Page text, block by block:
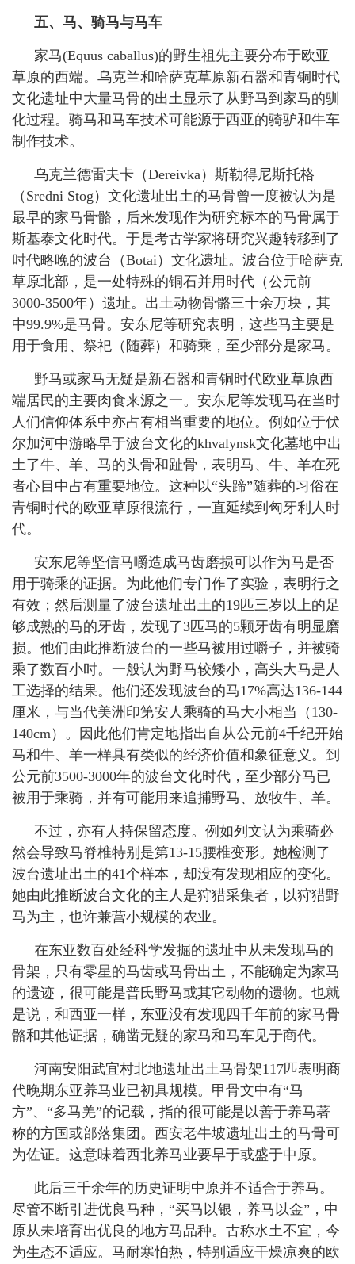
五、马、骑马与马车
家马(Equus caballus)的野生祖先主要分布于欧亚
草原的西端。乌克兰和哈萨克草原新石器和青铜时代
文化遗址中大量马骨的出土显示了从野马到家马的驯
化过程。骑马和马车技术可能源于西亚的骑驴和牛车
制作技术。
乌克兰德雷夫卡（Dereivka ）斯勒得尼斯托格
（ Sredni Stog ）文化遗址出土的马骨曾一度被认为是
最早的家马骨骼，后来发现作为研究标本的马骨属于
斯基泰文化时代。于是考古学家将研究兴趣转移到了
时代略晚的波台（Botai ）文化遗址。波台位于哈萨克
草原北部，是一处特殊的铜石并用时代（公元前
3000-3500年）遗址。出土动物骨骼三十余万块，其
中99.9%是马骨。安东尼等研究表明，这些马主要是
用于食用、祭祀（随葬）和骑乘，至少部分是家马。
野马或家马无疑是新石器和青铜时代欧亚草原西
端居民的主要肉食来源之一。安东尼等发现马在当时
人们信仰体系中亦占有相当重要的地位。例如位于伏
尔加河中游略早于波台文化的khvalynsk文化墓地中出
土了牛、羊、马的头骨和趾骨，表明马、牛、羊在死
者心目中占有重要地位。这种以“头蹄”随葬的习俗在
青铜时代的欧亚草原很流行，一直延续到匈牙利人时
代。
安东尼等坚信马嚼造成马齿磨损可以作为马是否
用于骑乘的证据。为此他们专门作了实验，表明行之
有效；然后测量了波台遗址出土的19匹三岁以上的足
够成熟的马的牙齿，发现了3匹马的5颗牙齿有明显磨
损。他们由此推断波台的一些马被用过嚼子，并被骑
乘了数百小时。一般认为野马较矮小，高头大马是人
工选择的结果。他们还发现波台的马17%高达136-144
厘米 ，与当代美洲印第安人乘骑的马大小相当（130-
140cm ）。因此他们肯定地指出自从公元前4千纪开始
马和牛、羊一样具有类似的经济价值和象征意义。到
公元前3500-3000年的波台文化时代，至少部分马已
被用于乘骑，并有可能用来追捕野马、放牧牛、羊。
不过，亦有人持保留态度。例如列文认为乘骑必
然会导致马脊椎特别是第13-15腰椎变形。她检测了
波台遗址出土的41个样本，却没有发现相应的变化。
她由此推断波台文化的主人是狩猎采集者，以狩猎野
马为主，也许兼营小规模的农业。
在东亚数百处经科学发掘的遗址中从未发现马的
骨架，只有零星的马齿或马骨出土，不能确定为家马
的遗迹，很可能是普氏野马或其它动物的遗物。也就
是说，和西亚一样，东亚没有发现四千年前的家马骨
骼和其他证据，确凿无疑的家马和马车见于商代。
河南安阳武宜村北地遗址出土马骨架117匹表明商
代晚期东亚养马业已初具规模。甲骨文中有“马
方”、“多马羌”的记载，指的很可能是以善于养马著
称的方国或部落集团。西安老牛坡遗址出土的马骨可
为佐证。这意味着西北养马业要早于或盛于中原。
此后三千余年的历史证明中原并不适合于养马。
尽管不断引进优良马种，“买马以银，养马以金”，中
原从未培育出优良的地方马品种。古称水土不宜，今
为生态不适应。马耐寒怕热，特别适应干燥凉爽的欧